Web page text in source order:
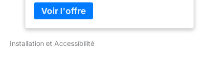
et des vidéos claires. Vous pouvez toujours
profiter d'une visualisation Full HD nette avec
des détails remarquables, même lorsque
vous êtes au travail, en train de cuisiner ou
Installation et Accessibilité